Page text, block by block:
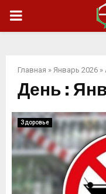
ОСНОВНОЕ
Главная » Январь 2026 »
День :
Здоровье